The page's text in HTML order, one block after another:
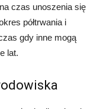
czas unoszenia się
półtrwania i
gdy inne mogą
lat.